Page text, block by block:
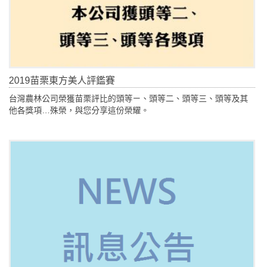
2019苗栗東方美人評鑑賽
台灣農林公司榮獲苗栗評比的頭等ㄧ、頭等二、頭等三、頭等及其
他各獎項…殊榮，與您分享這份榮耀。